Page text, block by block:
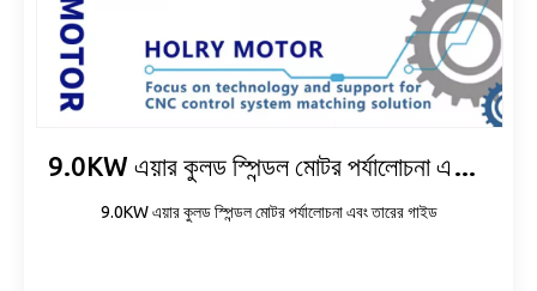
9.0KW এয়ার কুলড স্পিন্ডল মোটর পর্যালোচনা এবং তারের গাইড
9.0KW এয়ার কুলড স্পিন্ডল মোটর পর্যালোচনা এবং তারের গাইড